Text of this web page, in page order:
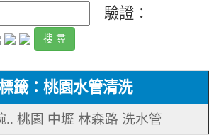
驗證：
籤：桃園水管清洗
.. 桃園 中壢 林森路 洗水管